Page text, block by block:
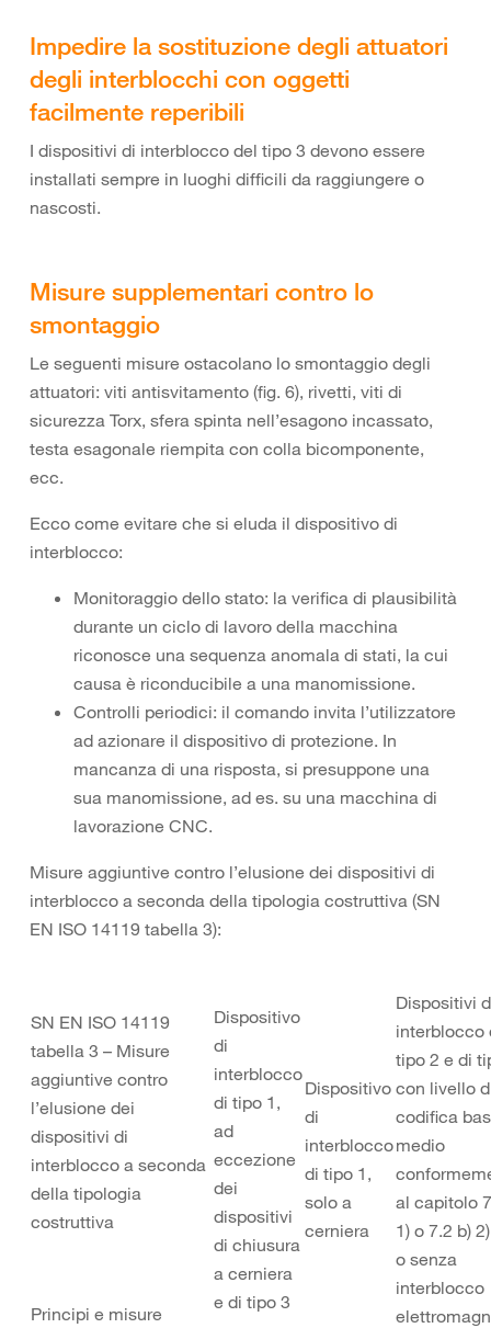
Impedire la sostituzione degli attuatori
degli interblocchi con oggetti
facilmente reperibili
I dispositivi di interblocco del tipo 3 devono essere
installati sempre in luoghi difficili da raggiungere o
nascosti.
Misure supplementari contro lo
smontaggio
Le seguenti misure ostacolano lo smontaggio degli
attuatori: viti antisvitamento (fig. 6), rivetti, viti di
sicurezza Torx, sfera spinta nell’esagono incassato,
testa esagonale riempita con colla bicomponente,
ecc.
Ecco come evitare che si eluda il dispositivo di
interblocco:
Monitoraggio dello stato: la verifica di plausibilità
durante un ciclo di lavoro della macchina
riconosce una sequenza anomala di stati, la cui
causa è riconducibile a una manomissione.
Controlli periodici: il comando invita l’utilizzatore
ad azionare il dispositivo di protezione. In
mancanza di una risposta, si presuppone una
sua manomissione, ad es. su una macchina di
lavorazione CNC.
Misure aggiuntive contro l’elusione dei dispositivi di
interblocco a seconda della tipologia costruttiva (SN
EN ISO 14119 tabella 3):
SN EN ISO 14119
tabella 3 – Misure
aggiuntive contro
l’elusione dei
dispositivi di
interblocco a seconda
della tipologia
costruttiva
Principi e misure
Dispositivo
di
interblocco
di tipo 1,
ad
eccezione
dei
dispositivi
di chiusura
a cerniera
e di tipo 3
Dispositivo
di
interblocco
di tipo 1,
solo a
cerniera
Dispositivi
interblocco
tipo 2 e di
con livello
codifica
medio
al capitolo
1) o 7.2 b)
o senza
interblocco